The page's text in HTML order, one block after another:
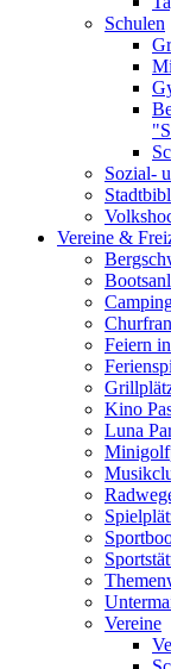
Schulen
Sozial-
Vereine &
Feiern
Kino
Luna
Vereine